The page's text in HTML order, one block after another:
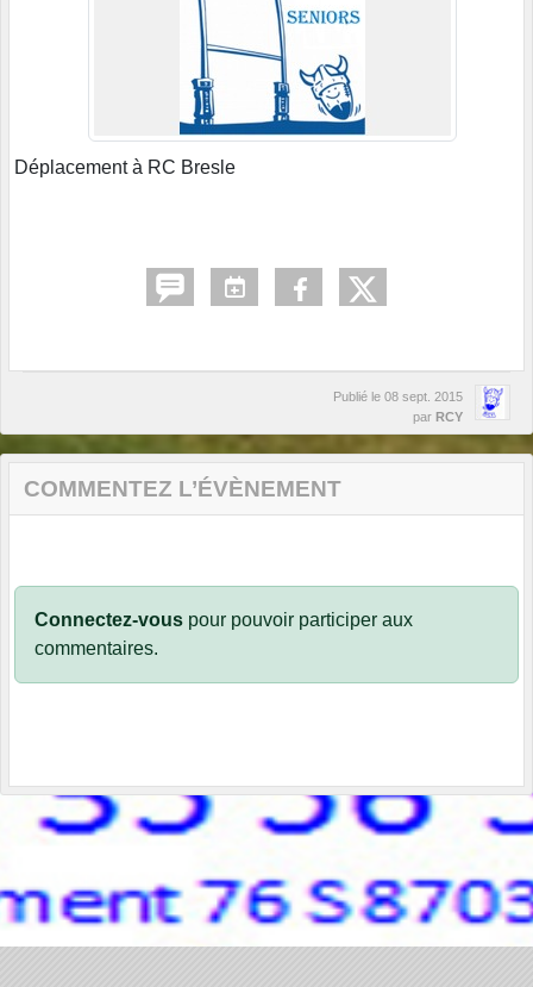
Déplacement à RC Bresle
Publié le 08 sept. 2015
par RCY
COMMENTEZ L’ÉVÈNEMENT
Connectez-vous pour pouvoir participer aux
commentaires.